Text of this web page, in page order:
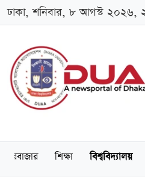
ঢাকা, শনিবার, ৮ আগস্ট ২০২৬,
শিক্ষা বিশ্ববিদ্যালয়